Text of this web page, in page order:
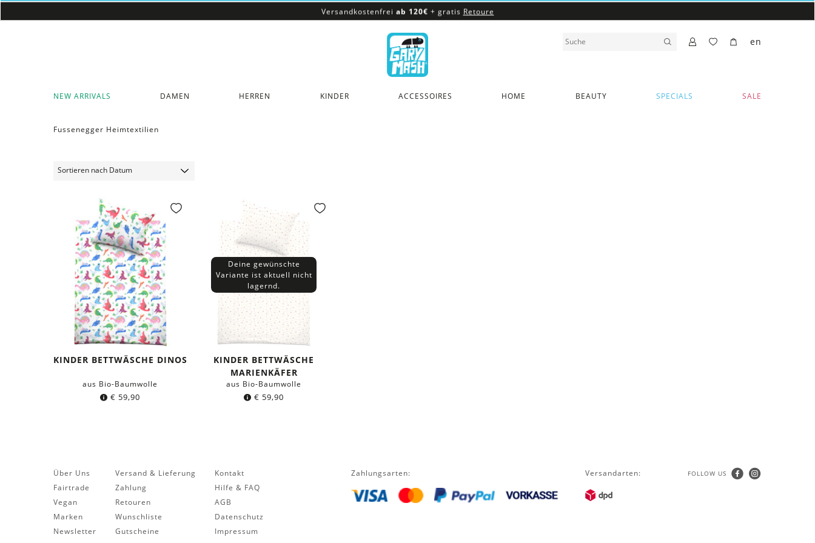
Versandkostenfrei ab 120€ + gratis Retoure
Versandkostenfreiab 120€
NEW ARRIVALS DAMEN HERREN KINDER ACCESSOIRES HOME BEAUTY SPECIALS SALE
en
Fussenegger Heimtextilien
KINDER BETTWÄSCHE DINOS
aus Bio-Baumwolle
€ 59,90
Deine gewünschte
Variante ist aktuell nicht
lagernd.
KINDER BETTWÄSCHE
MARIENKÄFER
aus Bio-Baumwolle
€ 59,90
Über Uns
Fairtrade
Vegan
Marken
Newsletter
Versand & Lieferung
Zahlung
Retouren
Wunschliste
Gutscheine
Kontakt
Hilfe & FAQ
AGB
Datenschutz
Impressum
Zahlungsarten: Versandarten: FOLLOW US